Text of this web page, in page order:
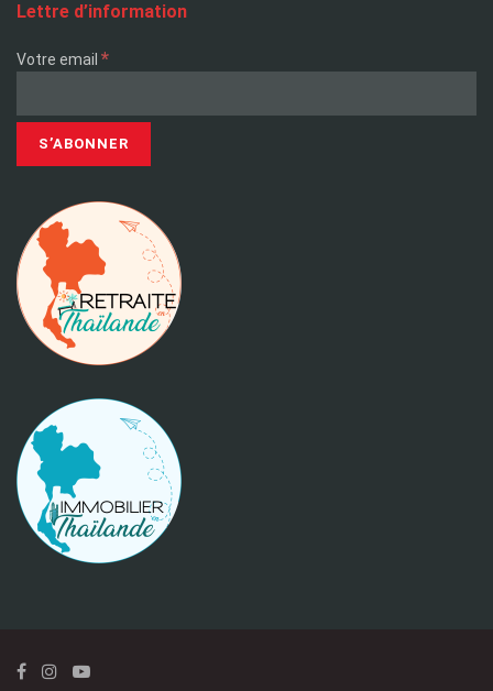
Lettre d’information
Votre email *